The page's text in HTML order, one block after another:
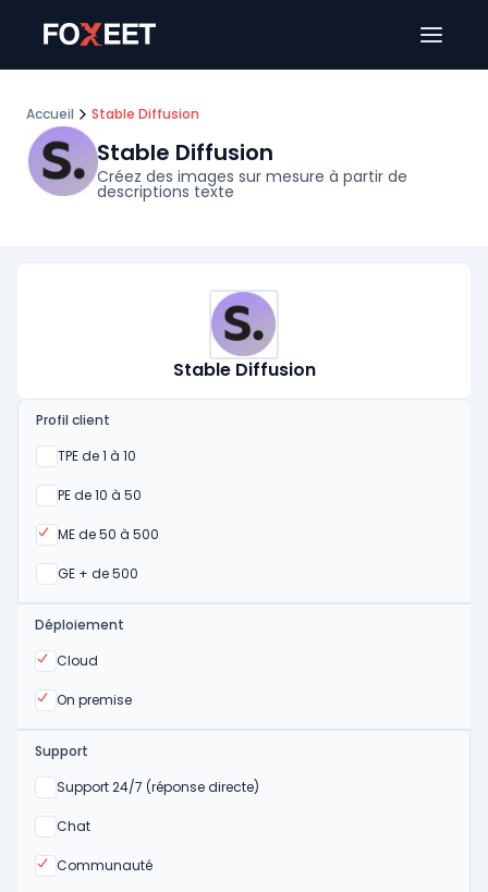
Accueil Stable Diffusion
Stable Diffusion
Créez des images sur mesure à partir de
descriptions texte
Stable Diffusion
Profil client
TPE de 1 à 10
Oui
PE de 10 à 50
Oui
ME de 50 à 500
Oui
GE + de 500
Oui
Déploiement
Cloud
Oui
On premise
Oui
Support
Support 24/7 (réponse directe)
Non
Chat
Non
Communauté
Oui